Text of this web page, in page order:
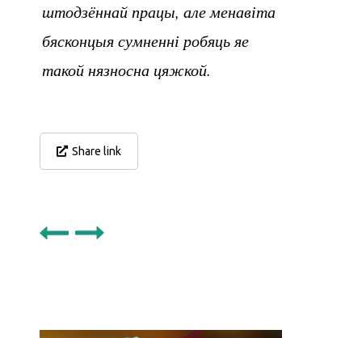
штодзённай працы, але менавіта
бясконцыя сумненні робяць яе
такой нязносна цяжкой.
Share link